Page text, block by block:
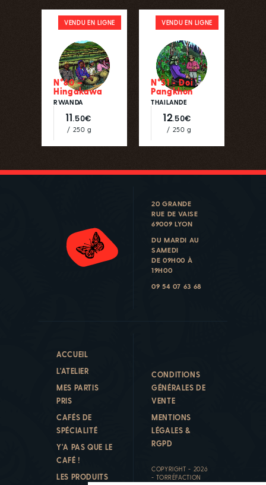
VENDU EN LIGNE
N°60 –
Hingakawa
RWANDA
11.50€
/ 250 g
VENDU EN LIGNE
N°51 - Doi
Pangkhon
THAILANDE
12.50€
/ 250 g
20 GRANDE
RUE DE VAISE
69009 LYON
DU MARDI AU
SAMEDI
DE 09H00 À
19H00
09 54 07 63 68
ACCUEIL
L'ATELIER
MES PARTIS
PRIS
CAFÉS DE
SPÉCIALITÉ
Y'A PAS QUE LE
CAFÉ !
LES PRODUITS
CONDITIONS
GÉNÉRALES DE
VENTE
MENTIONS
LÉGALES &
RGPD
COPYRIGHT - 2026
- TORRÉFACTION